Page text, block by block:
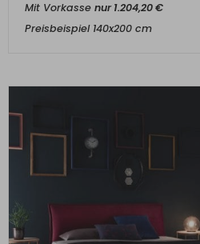
Mit Vorkasse nur1.204,20€
Preisbeispiel 140x200 cm